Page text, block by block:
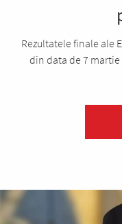
Rezultatele finale ale
din data de 7